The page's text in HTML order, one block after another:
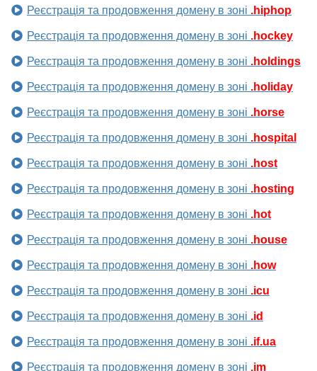
Реєстрація та продовження домену в зоні .hiphop
Реєстрація та продовження домену в зоні .hockey
Реєстрація та продовження домену в зоні .holdings
Реєстрація та продовження домену в зоні .holiday
Реєстрація та продовження домену в зоні .horse
Реєстрація та продовження домену в зоні .hospital
Реєстрація та продовження домену в зоні .host
Реєстрація та продовження домену в зоні .hosting
Реєстрація та продовження домену в зоні .hot
Реєстрація та продовження домену в зоні .house
Реєстрація та продовження домену в зоні .how
Реєстрація та продовження домену в зоні .icu
Реєстрація та продовження домену в зоні .id
Реєстрація та продовження домену в зоні .if.ua
Реєстрація та продовження домену в зоні .im